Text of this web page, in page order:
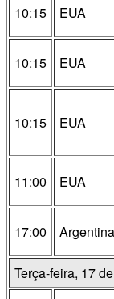
10:15 EUA
10:15 EUA
10:15 EUA
11:00 EUA
17:00 Argentina
Terça-feira, 17